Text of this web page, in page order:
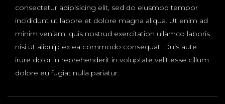
consectetur adipisicing elit, sed do eiusmod tempor
incididunt ut labore et dolore magna aliqua. Ut enim ad
minim veniam, quis nostrud exercitation ullamco laboris
nisi ut aliquip ex ea commodo consequat. Duis aute
irure dolor in reprehenderit in voluptate velit esse cillum
dolore eu fugiat nulla pariatur.